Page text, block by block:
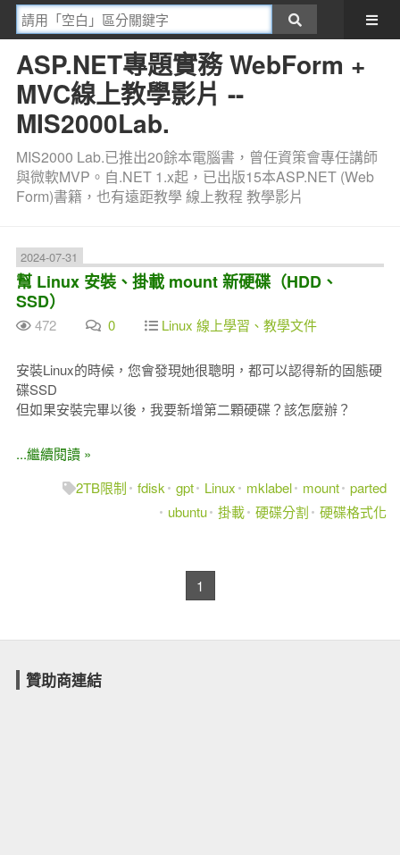
ASP.NET專題實務 WebForm +
MVC線上教學影片 --
MIS2000Lab.
MIS2000 Lab.已推出20餘本電腦書，曾任資策會專任講師
與微軟MVP。自.NET 1.x起，已出版15本ASP.NET (Web
Form)書籍，也有遠距教學 線上教程 教學影片
2024-07-31
幫 Linux 安裝、掛載 mount 新硬碟（HDD、
SSD）
472 0 Linux 線上學習、教學文件
安裝Linux的時候，您會發現她很聰明，都可以認得新的固態硬
碟SSD
但如果安裝完畢以後，我要新增第二顆硬碟？該怎麼辦？
...繼續閱讀 »
2TB限制
fdisk gpt Linux mklabel mount parted
ubuntu 掛載 硬碟分割 硬碟格式化
1
贊助商連結